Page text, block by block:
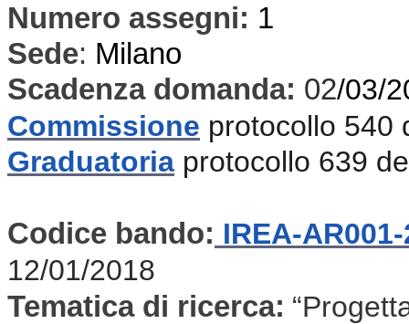
Numero assegni: 1
Sede: Milano
Scadenza domanda: 02/03/
Commissione protocollo 540
Graduatoria protocollo 639
Codice bando: IREA-
12/01/2018
Tematica di ricerca: